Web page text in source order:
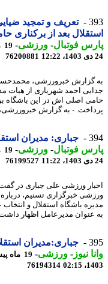
تعریف و تمجید ضیایی
بعد از برکناری
فوتبال-ورزشی-
19
76200881
خبرورزشی، محمدحسین
احمد شهریاری از هیات مدیره
اصلی اش در این باشگاه بود
- به گزارش خبرورزشی، ...
جباری: مدیران استقلال
فوتبال-ورزشی-
19
76199527
ورزشی علی جباری در گفت وگو
خبرگزاری تسنیم، درباره
باشگاه استقلال و انتخاب
مدیرعامل اظهار داشت: -
جباری:مدیران استقلال
نیوز-ورزشی-
76194314